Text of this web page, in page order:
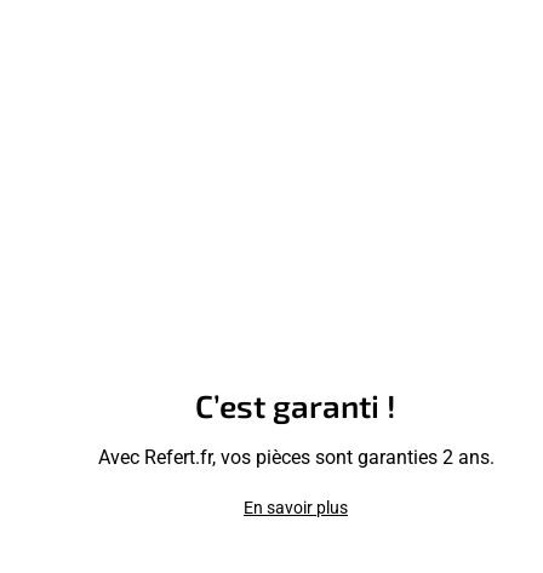
C’est garanti !
Avec Refert.fr, vos pièces sont garanties 2 ans.
En savoir plus